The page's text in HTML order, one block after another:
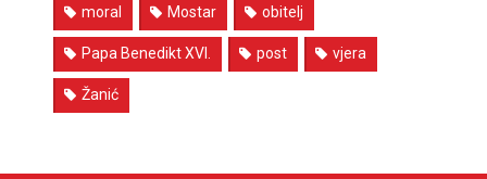
moral Mostar obitelj
Papa Benedikt XVI. post vjera
Žanić